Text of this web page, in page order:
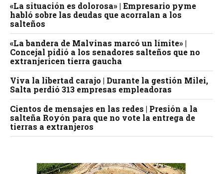
«La situación es dolorosa» | Empresario pyme
habló sobre las deudas que acorralan a los
salteños
«La bandera de Malvinas marcó un límite» |
Concejal pidió a los senadores salteños que no
extranjericen tierra gaucha
Viva la libertad carajo | Durante la gestión Milei,
Salta perdió 313 empresas empleadoras
Cientos de mensajes en las redes | Presión a la
salteña Royón para que no vote la entrega de
tierras a extranjeros